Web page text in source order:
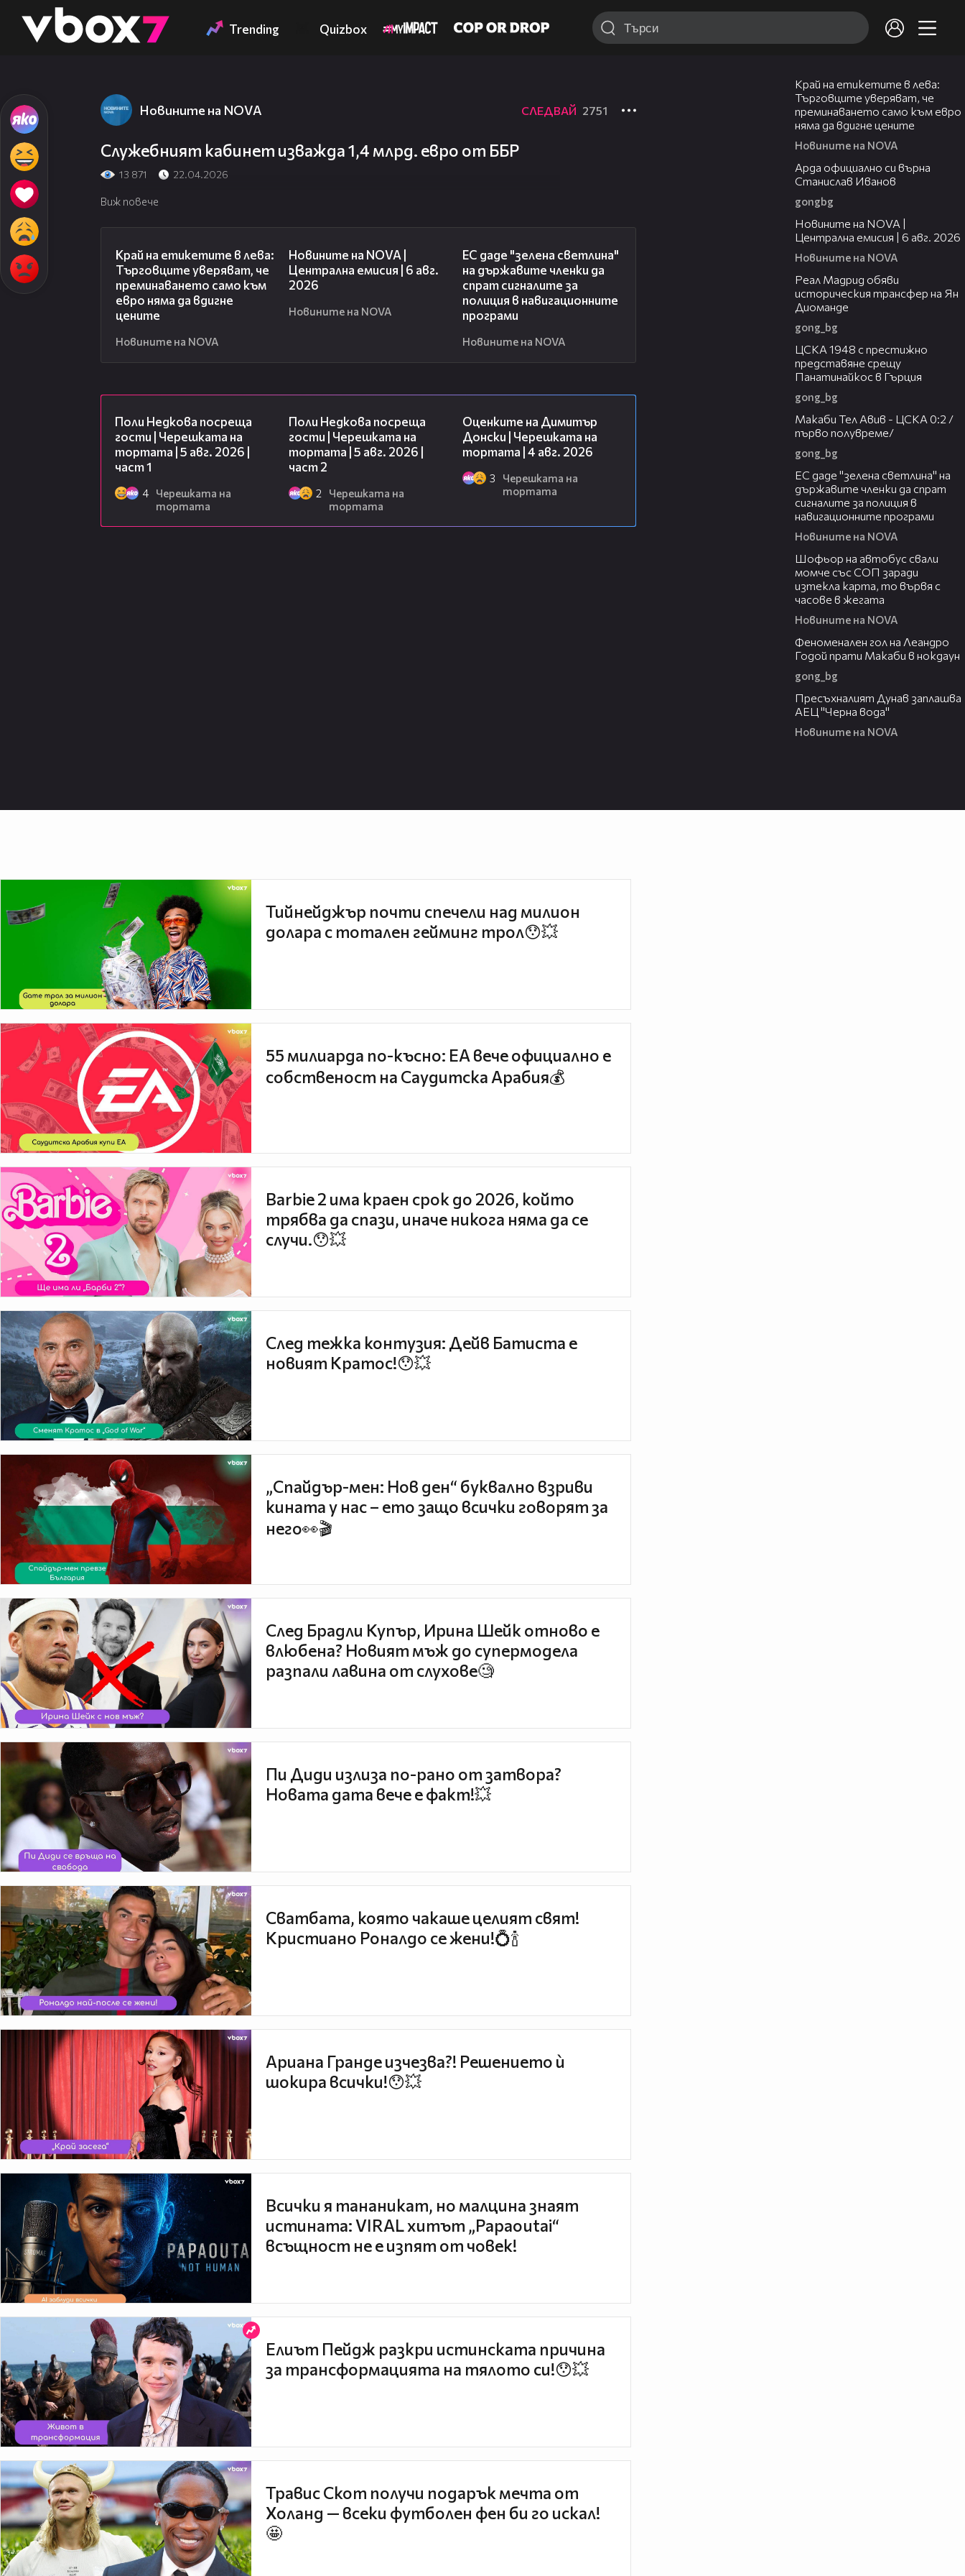
👾 Trending Quizbox
Новините на NOVA СЛЕДВАЙ 2751
Служебният кабинет изважда 1,4 млрд. евро от ББР
13 871 22.04.2026
Виж повече
Край на етикетите в лева:
Търговците уверяват, че
преминаването само към
евро няма да вдигне
цените
Новините на NOVA
Новините на NOVA |
Централна емисия | 6 авг.
2026
Новините на NOVA
ЕС даде "зелена светлина"
на държавите членки да
спрат сигналите за
полиция в навигационните
програми
Новините на NOVA
Поли Недкова посреща
гости | Черешката на
тортата | 5 авг. 2026 |
част 1
4
Черешката на
тортата
Поли Недкова посреща
гости | Черешката на
тортата | 5 авг. 2026 |
част 2
2
Черешката на
тортата
Оценките на Димитър
Донски | Черешката на
тортата | 4 авг. 2026
3
Черешката на
тортата
Край на етикетите в лева:
Търговците уверяват, че
преминаването само към евро
няма да вдигне цените
Новините на NOVA
Арда официално си върна
Станислав Иванов
gongbg
Новините на NOVA |
Централна емисия | 6 авг. 2026
Новините на NOVA
Реал Мадрид обяви
историческия трансфер на Ян
Диоманде
gong_bg
ЦСКА 1948 с престижно
представяне срещу
Панатинайкос в Гърция
gong_bg
Макаби Тел Авив - ЦСКА 0:2 /
първо полувреме/
gong_bg
ЕС даде "зелена светлина" на
държавите членки да спрат
сигналите за полиция в
навигационните програми
Новините на NOVA
Шофьор на автобус свали
момче със СОП заради
изтекла карта, то вървя с
часове в жегата
Новините на NOVA
Феноменален гол на Леандро
Годой прати Макаби в нокдаун
gong_bg
Пресъхналият Дунав заплашва
АЕЦ "Черна вода"
Новините на NOVA
Тийнейджър почти спечели над милион
долара с тотален гейминг трол😯💥
55 милиарда по-късно: EA вече официално е
собственост на Саудитска Арабия💰
Barbie 2 има краен срок до 2026, който
трябва да спази, иначе никога няма да се
случи.😯💥
След тежка контузия: Дейв Батиста е
новият Кратос!😯💥
„Спайдър-мен: Нов ден“ буквално взриви
кината у нас – ето защо всички говорят за
него👀🎬
След Брадли Купър, Ирина Шейк отново е
влюбена? Новият мъж до супермодела
разпали лавина от слухове🧐
Пи Диди излиза по-рано от затвора?
Новата дата вече е факт!💥
Сватбата, която чакаше целият свят!
Кристиано Роналдо се жени!💍🍾
Ариана Гранде изчезва?! Решението ѝ
шокира всички!😯💥
Всички я тананикат, но малцина знаят
истината: VIRAL хитът „Papaoutai“
всъщност не е изпят от човек!
Елиът Пейдж разкри истинската причина
за трансформацията на тялото си!😯💥
Травис Скот получи подарък мечта от
Холанд — всеки футболен фен би го искал!
🤩